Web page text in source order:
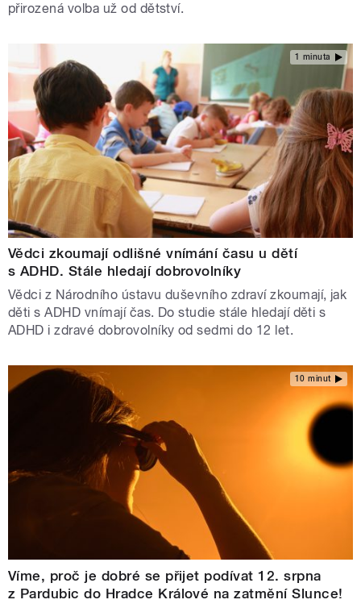
přirozená volba už od dětství.
1 minuta
Vědci zkoumají odlišné vnímání času u dětí
s ADHD. Stále hledají dobrovolníky
Vědci z Národního ústavu duševního zdraví zkoumají, jak
děti s ADHD vnímají čas. Do studie stále hledají děti s
ADHD i zdravé dobrovolníky od sedmi do 12 let.
10 minut
Víme, proč je dobré se přijet podívat 12. srpna
z Pardubic do Hradce Králové na zatmění Slunce!